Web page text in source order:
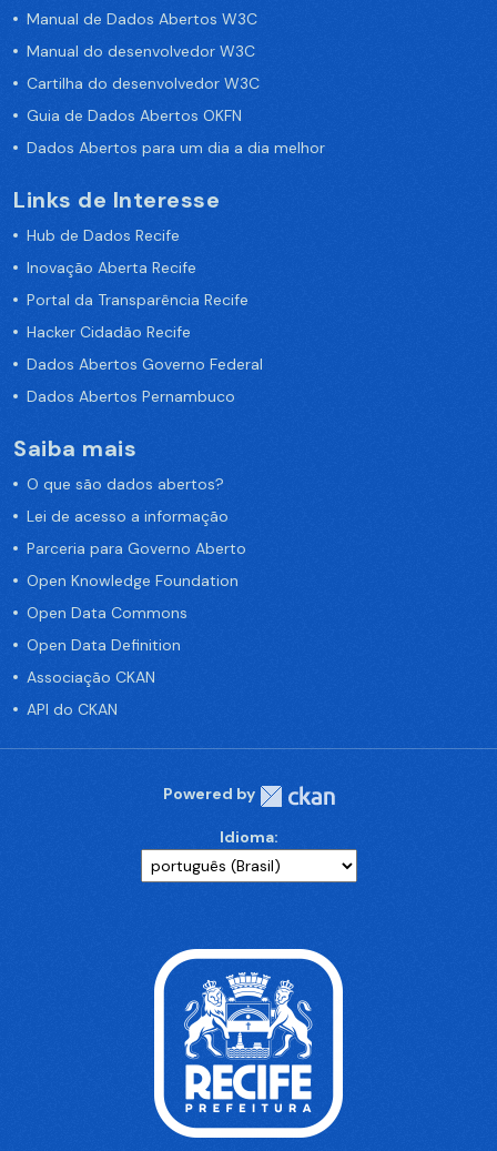
Manual de Dados Abertos W3C
Manual do desenvolvedor W3C
Cartilha do desenvolvedor W3C
Guia de Dados Abertos OKFN
Dados Abertos para um dia a dia melhor
Links de Interesse
Hub de Dados Recife
Inovação Aberta Recife
Portal da Transparência Recife
Hacker Cidadão Recife
Dados Abertos Governo Federal
Dados Abertos Pernambuco
Saiba mais
O que são dados abertos?
Lei de acesso a informação
Parceria para Governo Aberto
Open Knowledge Foundation
Open Data Commons
Open Data Definition
Associação CKAN
API do CKAN
Powered by
Idioma